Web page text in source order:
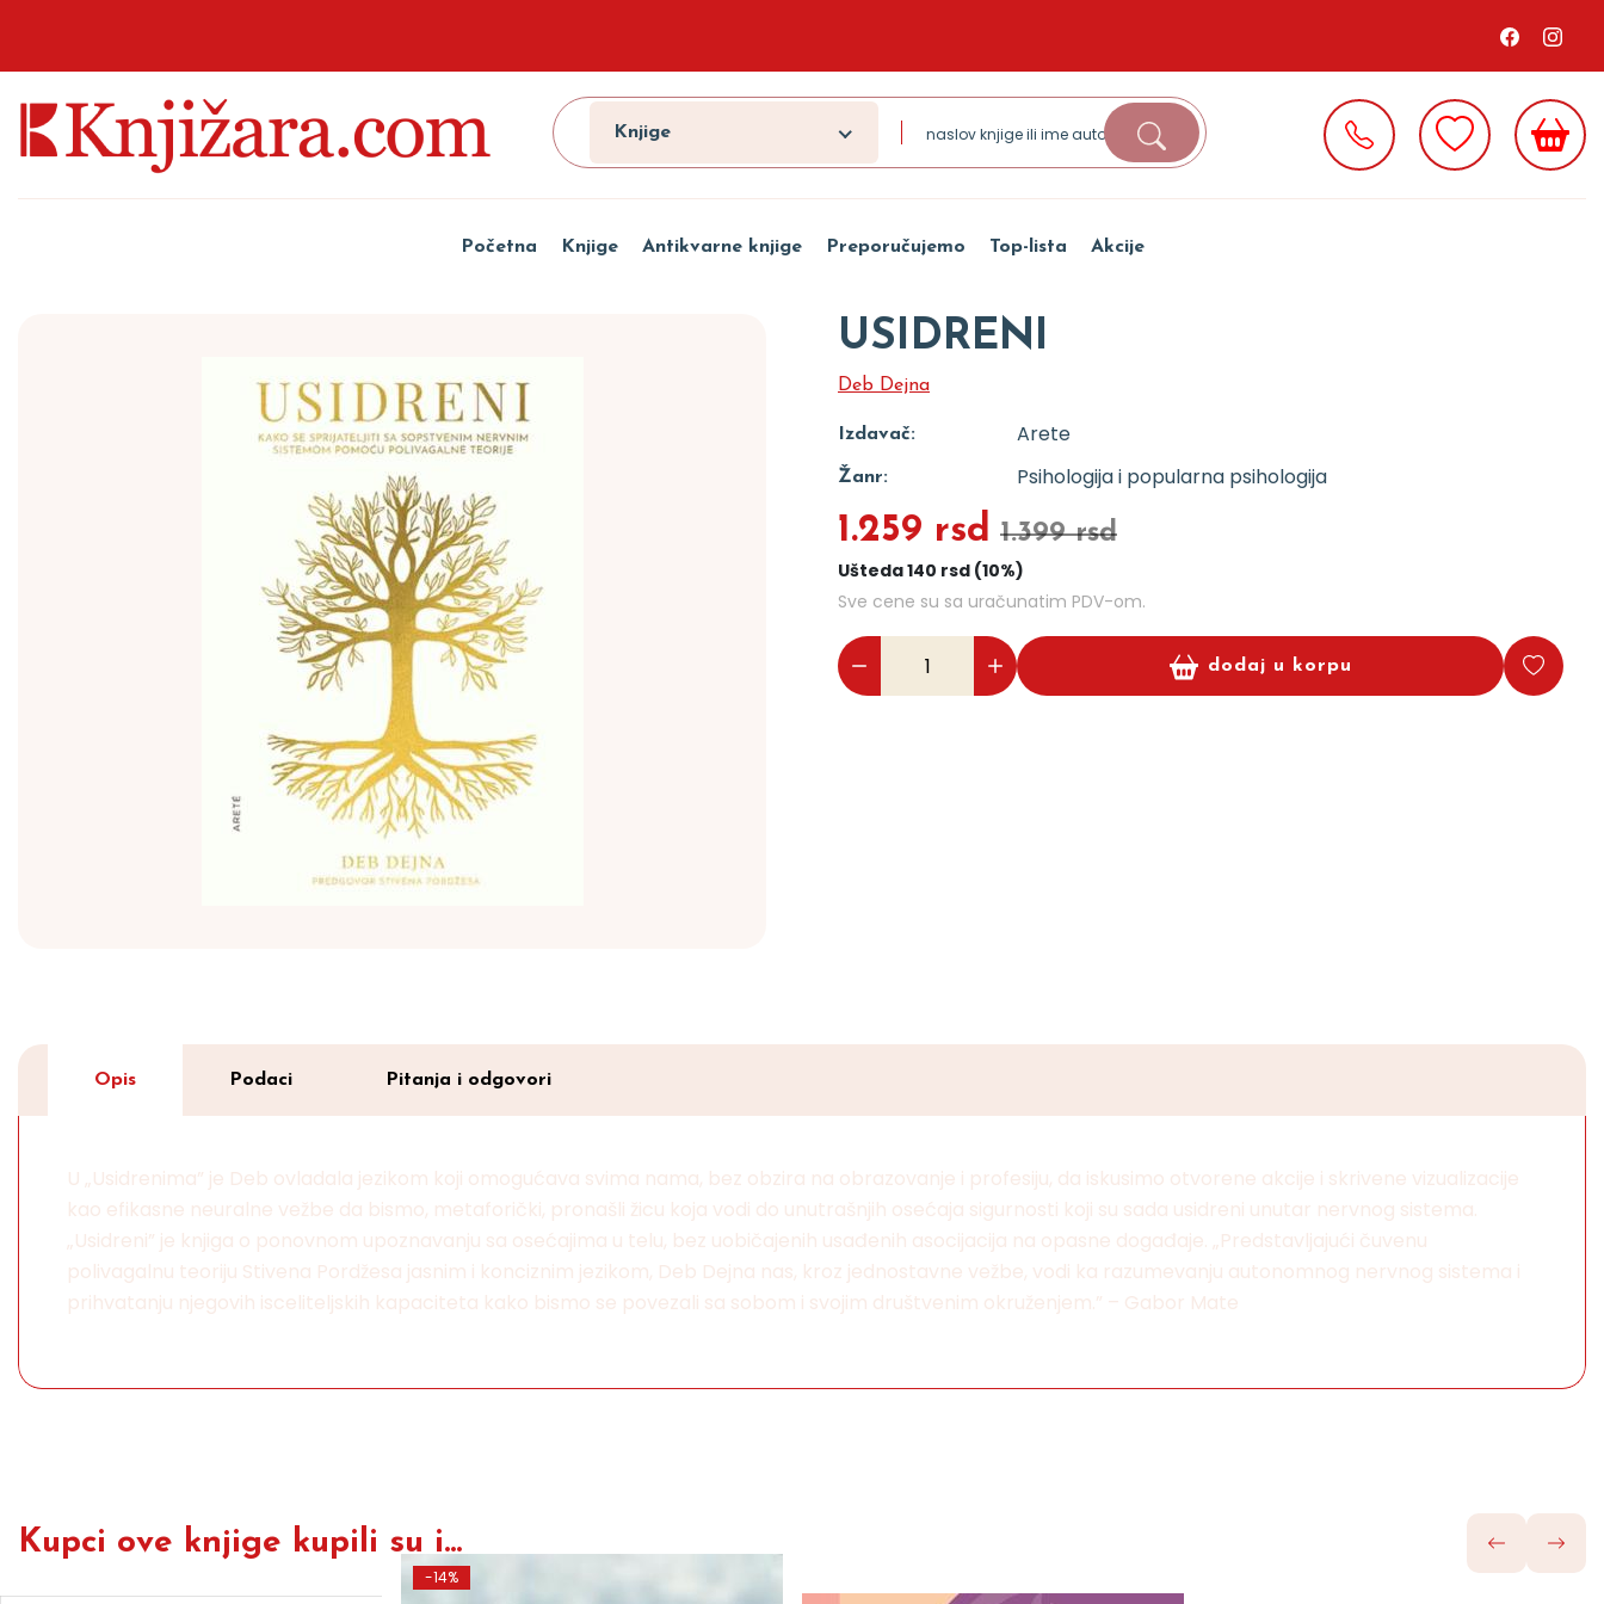
Knjige
Početna Knjige Antikvarne knjige Preporučujemo Top-lista Akcije
USIDRENI
Deb Dejna
Izdavač: Arete
Žanr: Psihologija i popularna psihologija
1.259 rsd 1.399 rsd
Ušteda 140 rsd (10%)
Sve cene su sa uračunatim PDV-om.
dodaj u korpu
Opis Podaci Pitanja i odgovori
U „Usidrenima” je Deb ovladala jezikom koji omogućava svima nama, bez obzira na obrazovanje i profesiju, da iskusimo otvorene akcije i skrivene vizualizacije
kao efikasne neuralne vežbe da bismo, metaforički, pronašli žicu koja vodi do unutrašnjih osećaja sigurnosti koji su sada usidreni unutar nervnog sistema.
„Usidreni” je knjiga o ponovnom upoznavanju sa osećajima u telu, bez uobičajenih usađenih asocijacija na opasne događaje. „Predstavljajući čuvenu
polivagalnu teoriju Stivena Pordžesa jasnim i konciznim jezikom, Deb Dejna nas, kroz jednostavne vežbe, vodi ka razumevanju autonomnog nervnog sistema i
prihvatanju njegovih isceliteljskih kapaciteta kako bismo se povezali sa sobom i svojim društvenim okruženjem.” – Gabor Mate
Kupci ove knjige kupili su i...
-14%